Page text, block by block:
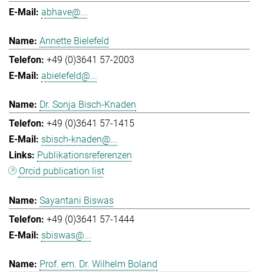
abhave@...
Annette Bielefeld
+49 (0)3641 57-2003
abielefeld@...
Dr. Sonja Bisch-Knaden
+49 (0)3641 57-1415
sbisch-knaden@...
Publikationsreferenzen
Orcid publication list
Sayantani Biswas
+49 (0)3641 57-1444
sbiswas@...
Prof. em. Dr. Wilhelm Boland